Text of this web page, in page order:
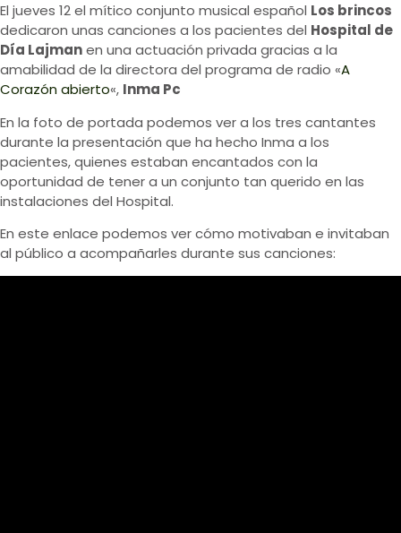
El jueves 12 el mítico conjunto musical español Los brincos
dedicaron unas canciones a los pacientes del Hospital de
Día Lajmanen una actuación privada gracias a la
amabilidad de la directora del programa de radio «A
Corazón abierto«, Inma Pc
En la foto de portada podemos ver a los tres cantantes
durante la presentación que ha hecho Inma a los
pacientes, quienes estaban encantados con la
oportunidad de tener a un conjunto tan querido en las
instalaciones del Hospital.
En este enlace podemos ver cómo motivaban e invitaban
al público a acompañarles durante sus canciones: